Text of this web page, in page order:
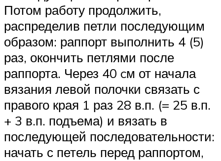
Потом работу продолжить,
распределив петли последующим
образом: раппорт выполнить 4 (5)
раз, окончить петлями после
раппорта. Через 40 cм от начала
вязания левой полочки связать с
правого края 1 раз 28 в.п. (= 25 в.п.
+ 3 в.п. подъема) и вязать в
последующей последовательности:
начать с петель перед раппортом,